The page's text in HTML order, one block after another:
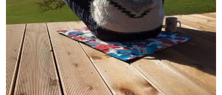
The
options
may
be
chosen
on
the
product